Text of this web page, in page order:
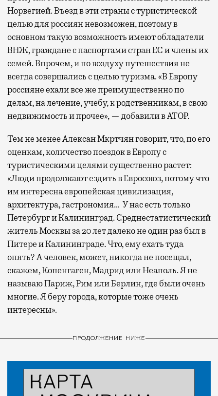
Норвегией. Въезд в эти страны с туристической
целью для россиян невозможен, поэтому в
основном такую возможность имеют обладатели
ВНЖ, граждане с паспортами стран ЕС и члены их
семей. Впрочем, и по воздуху путешествия не
всегда совершались с целью туризма. «В Европу
россияне ехали все же преимущественно по
делам, на лечение, учебу, к родственникам, в свою
недвижимость и прочее», — добавили в АТОР.
Тем не менее Алексан Мкртчян говорит, что, по его
оценкам, количество поездок в Европу с
туристическими целями существенно растет:
«Люди продолжают ездить в Евросоюз, потому что
им интересна европейская цивилизация,
архитектура, гастрономия… У нас есть только
Петербург и Калининград. Среднестатистический
житель Москвы за 20 лет далеко не один раз был в
Питере и Калининграде. Что, ему ехать туда
опять? А человек, может, никогда не посещал,
скажем, Копенгаген, Мадрид или Неаполь. Я не
называю Париж, Рим или Берлин, где были очень
многие. Я беру города, которые тоже очень
интересны».
ПРОДОЛЖЕНИЕ НИЖЕ